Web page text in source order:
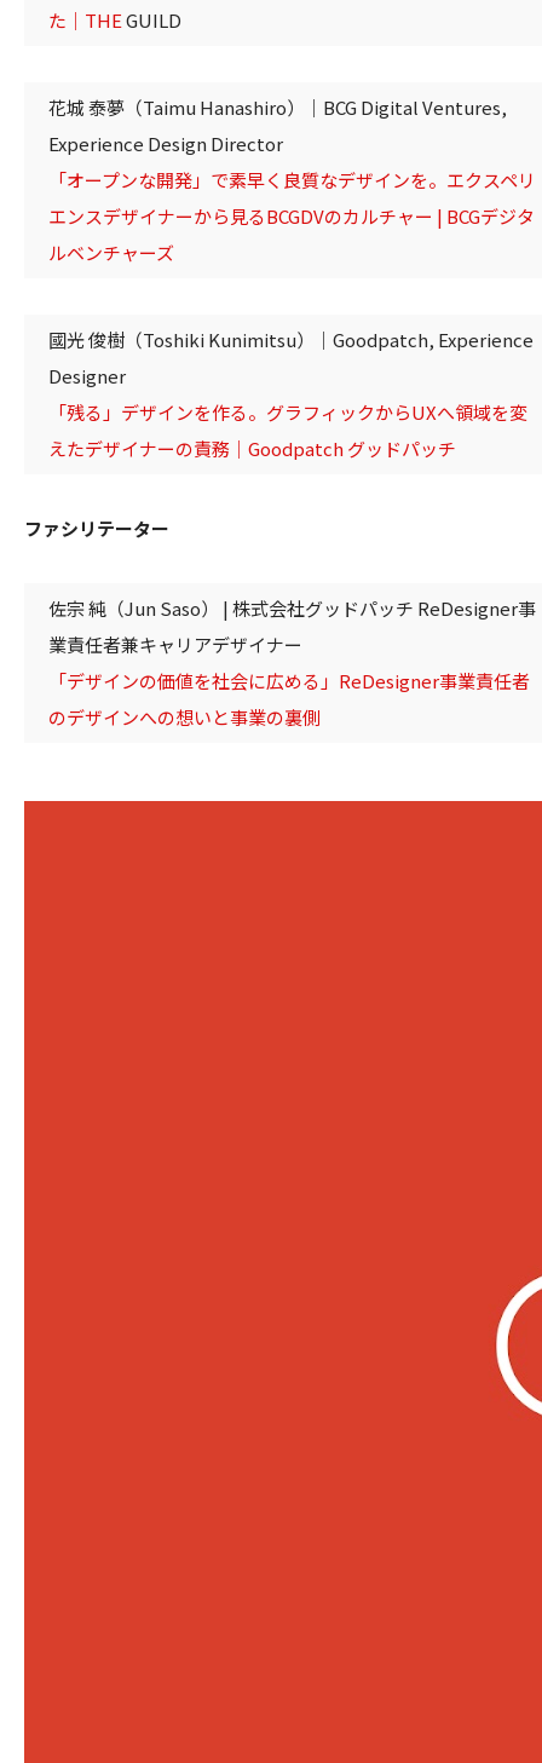
た｜THEGUILD
花城 泰夢（Taimu Hanashiro）｜BCG Digital Ventures,
Experience Design Director
「オープンな開発」で素早く良質なデザインを。エクスペリ
エンスデザイナーから見るBCGDVのカルチャー | BCGデジタ
ルベンチャーズ
國光 俊樹（Toshiki Kunimitsu）｜Goodpatch, Experience
Designer
「残る」デザインを作る。グラフィックからUXへ領域を変
えたデザイナーの責務｜Goodpatch グッドパッチ
ファシリテーター
佐宗 純（Jun Saso） | 株式会社グッドパッチ ReDesigner事
業責任者兼キャリアデザイナー
「デザインの価値を社会に広める」ReDesigner事業責任者
のデザインへの想いと事業の裏側